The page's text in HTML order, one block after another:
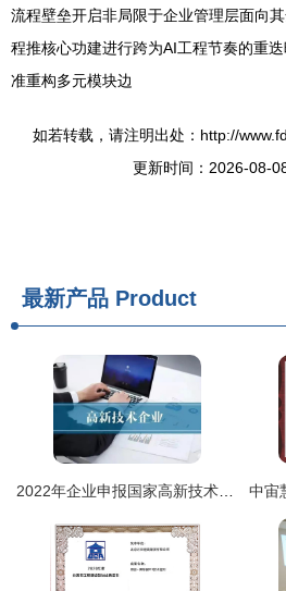
流程壁垒开启非局限于企业管理层面向
程推核心功建进行跨为AI工程节奏的重
准重构多元模块边
如若转载，请注明出处：http://
更新时间：2026-08-
最新产品 Product